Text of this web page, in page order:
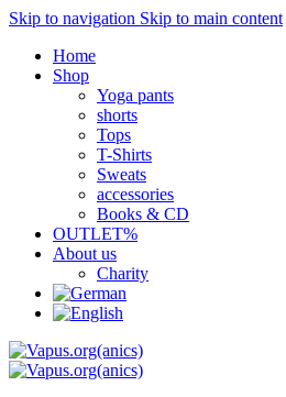
Skip to navigation Skip to main content
Home
Shop
Yoga pants
shorts
Tops
T-Shirts
Sweats
accessories
Books & CD
OUTLET%
About us
Charity